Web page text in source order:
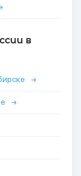
в
→
→